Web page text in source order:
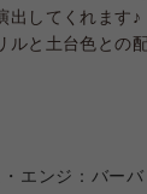
出してくれます♪
と土台色との
エンジ：バー